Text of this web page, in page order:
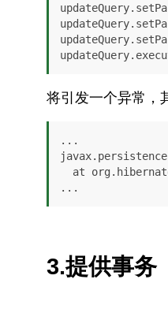
将引发一个异常，
...
...
3.提供事务